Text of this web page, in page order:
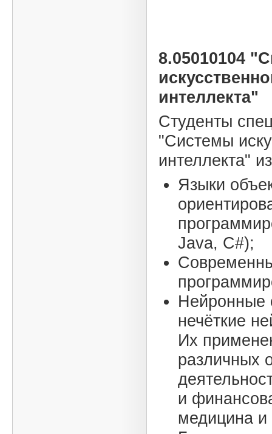
8.05010104
интеллекта"
Студенты
"Системы
интеллекта"
Языки
Java, C#);
Нейронные
нечёткие
Их
различных
и
медицина и